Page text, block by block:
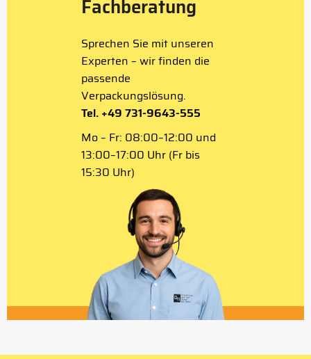
Fachberatung
Sprechen Sie mit unseren
Experten – wir finden die
passende
Verpackungslösung.
Tel. +49 731-9643-555
Mo – Fr: 08:00–12:00 und
13:00–17:00 Uhr (Fr bis
15:30 Uhr)